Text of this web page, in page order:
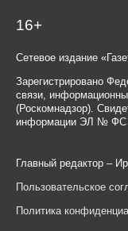
16+
Сетевое издание
Зарегистрировано
связи,
(Роскомнадзор).
информации ЭЛ № ФС
Главный редактор –
Пользовательское
Политика